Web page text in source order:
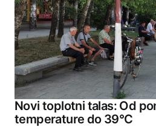
Novi toplotni talas: Od
temperature do 39°C